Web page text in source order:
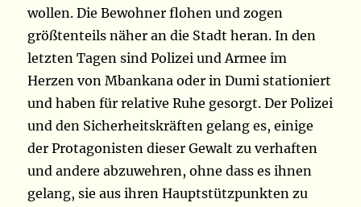
wollen. Die Bewohner flohen und zogen
größtenteils näher an die Stadt heran. In den
letzten Tagen sind Polizei und Armee im
Herzen von Mbankana oder in Dumi stationiert
und haben für relative Ruhe gesorgt. Der Polizei
und den Sicherheitskräften gelang es, einige
der Protagonisten dieser Gewalt zu verhaften
und andere abzuwehren, ohne dass es ihnen
gelang, sie aus ihren Hauptstützpunkten zu